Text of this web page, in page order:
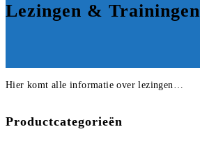
Lezingen & Trainingen
Hier komt alle informatie over lezingen…
Productcategorieën